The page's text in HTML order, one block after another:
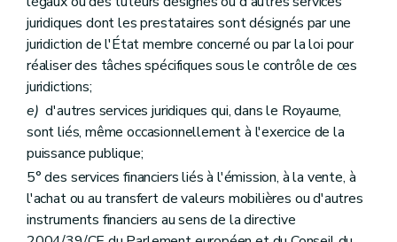
juridiques dont les prestataires sont désignés par une
juridiction de l'État membre concerné ou par la loi pour
réaliser des tâches spécifiques sous le contrôle de ces
juridictions;
e) d'autres services juridiques qui, dans le Royaume,
sont liés, même occasionnellement à l'exercice de la
puissance publique;
5° des services financiers liés à l'émission, à la vente, à
l'achat ou au transfert de valeurs mobilières ou d'autres
instruments financiers au sens de la directive